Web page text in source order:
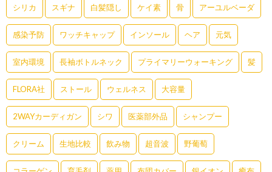
シリカ スギナ 白髪隠し ケイ素 骨 アーユルベーダ
感染予防 ワッチキャップ インソール ヘア 元気
室内環境 長袖ボトルネック プライマリーウォーキング 髪
FLORA社 ストール ウェルネス 大容量
2WAYカーディガン シワ 医薬部外品 シャンプー
クリーム 生地比較 飲み物 超音波 野葡萄